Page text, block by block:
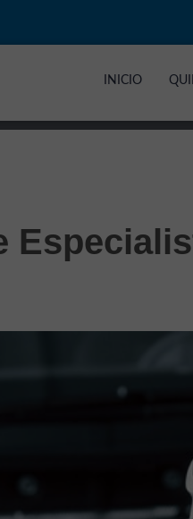
INICIO